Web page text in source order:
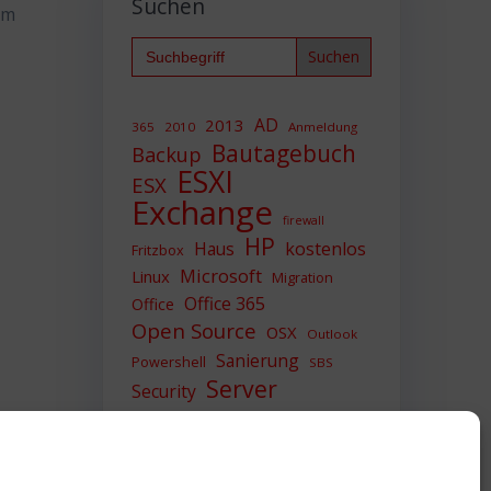
Suchen
Search
for:
365 2010 2013 AD Anmeldung
Backup Bautagebuch
ESX ESXI
Exchange firewall
Fritzbox Haus HP kostenlos
Linux Microsoft Migration
Office Office 365
Open Source OSX Outlook
Powershell Sanierung SBS
Security Server
Sicherheit SIEM